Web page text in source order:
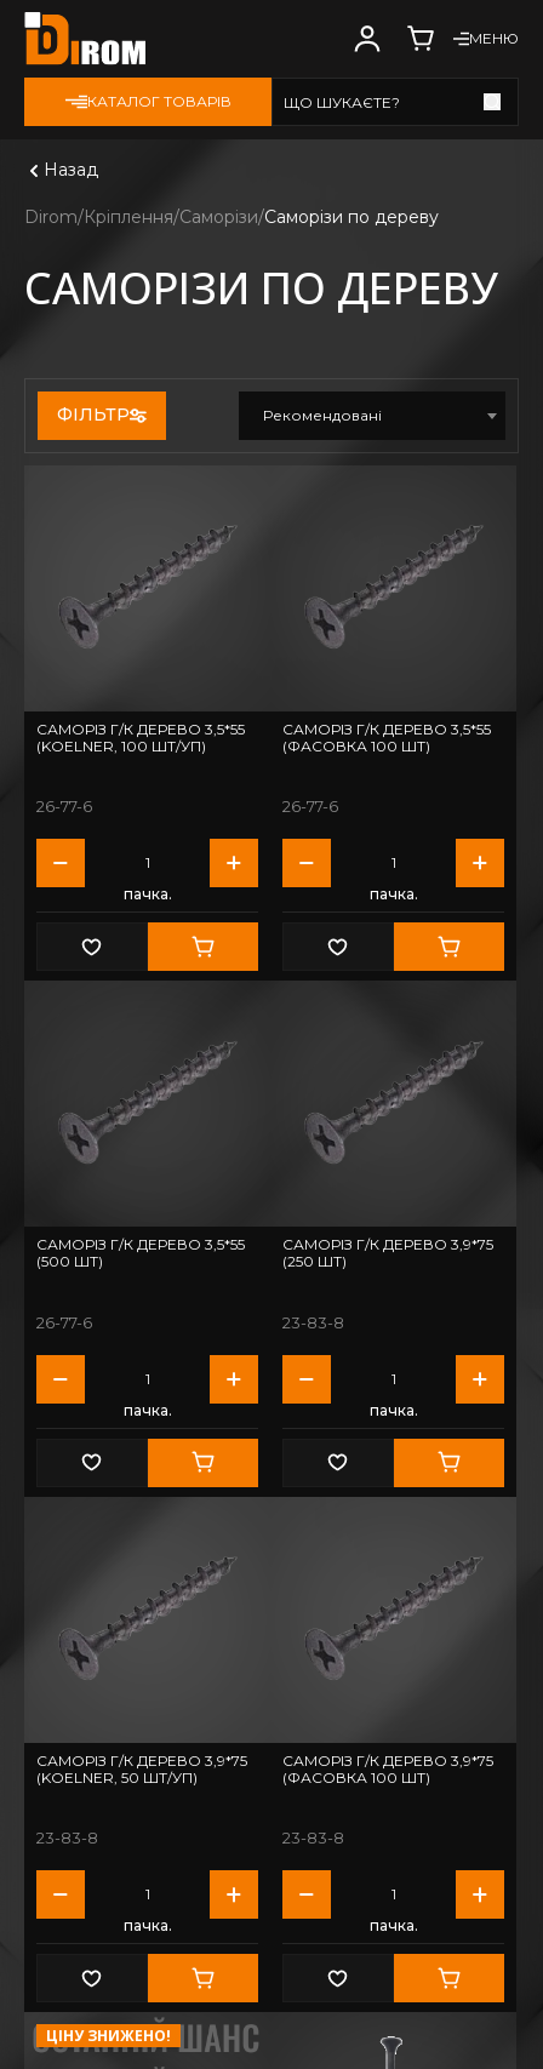
МЕНЮ
КАТАЛОГ ТОВАРІВ ЩО ШУКАЄТЕ?
Назад
Dirom Кріплення Саморізи Саморізи по дереву
САМОРІЗИ ПО ДЕРЕВУ
ФІЛЬТР Рекомендовані
САМОРІЗ Г/К ДЕРЕВО 3,5*55
(KOELNER, 100 ШТ/УП)
26-77-6
пачка.
САМОРІЗ Г/К ДЕРЕВО 3,5*55
(ФАСОВКА 100 ШТ)
26-77-6
пачка.
САМОРІЗ Г/К ДЕРЕВО 3,5*55
(500 ШТ)
26-77-6
пачка.
САМОРІЗ Г/К ДЕРЕВО 3,9*75
(250 ШТ)
23-83-8
пачка.
САМОРІЗ Г/К ДЕРЕВО 3,9*75
(KOELNER, 50 ШТ/УП)
23-83-8
пачка.
САМОРІЗ Г/К ДЕРЕВО 3,9*75
(ФАСОВКА 100 ШТ)
23-83-8
пачка.
ЦІНУ ЗНИЖЕНО!